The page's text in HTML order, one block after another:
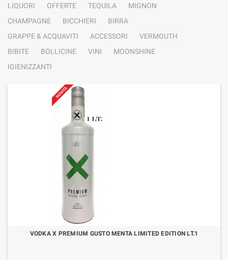
LIQUORI
OFFERTE TEQUILA
MIGNON
CHAMPAGNE
BICCHIERI
BIRRA
GRAPPE & ACQUAVITI
ACCESSORI
VERMOUTH
BIBITE
BOLLICINE VINI
MOONSHINE
IGIENIZZANTI
VODKA X PREMIUM GUSTO MENTA LIMITED EDITION LT.1